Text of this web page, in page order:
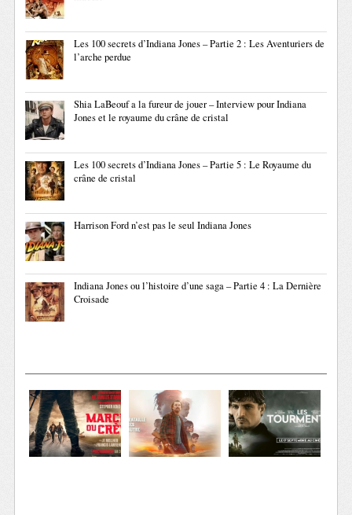
Les 100 secrets d’Indiana Jones – Partie 2 : Les Aventuriers de
l’arche perdue
Shia LaBeouf a la fureur de jouer – Interview pour Indiana
Jones et le royaume du crâne de cristal
Les 100 secrets d’Indiana Jones – Partie 5 : Le Royaume du
crâne de cristal
Harrison Ford n’est pas le seul Indiana Jones
Indiana Jones ou l’histoire d’une saga – Partie 4 : La Dernière
Croisade